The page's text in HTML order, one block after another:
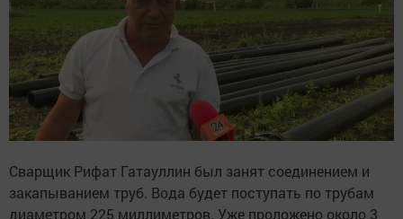
Сварщик Рифат Гатауллин был занят соединением и
закапыванием труб. Вода будет поступать по трубам
диаметром 225 миллиметров. Уже проложено около 3